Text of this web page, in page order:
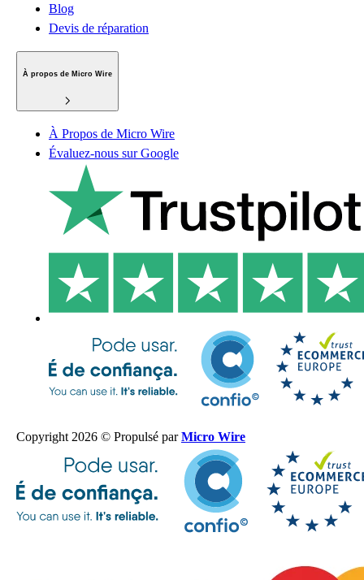
Blog
Devis de réparation
À propos de Micro Wire
À Propos de Micro Wire
Évaluez-nous sur Google
Copyright 2026 © Propulsé parMicro Wire